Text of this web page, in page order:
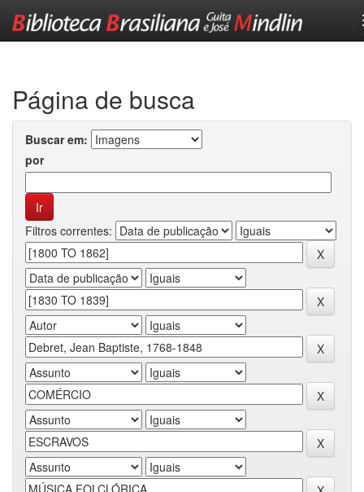
Página de busca
Buscar em:
por
Filtros correntes: